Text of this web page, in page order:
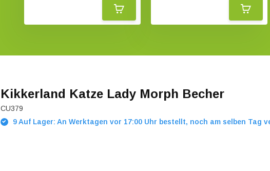
Kikkerland Katze Lady Morph Becher
CU379
9 Auf Lager: An Werktagen vor 17:00 Uhr bestellt, noch am selben Tag